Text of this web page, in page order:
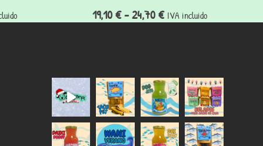
19,10€-24,70€ IVA incluido